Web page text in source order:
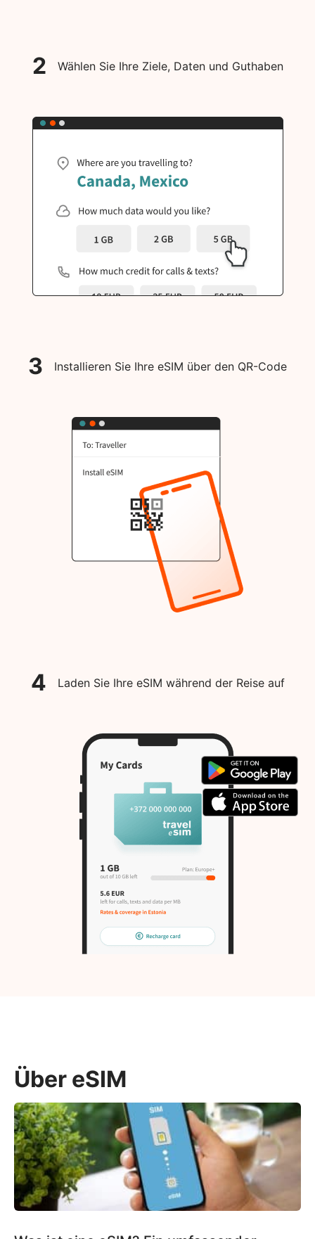
2 Wählen Sie Ihre Ziele, Daten und Guthaben
3 Installieren Sie Ihre eSIM über den QR-Code
4 Laden Sie Ihre eSIM während der Reise auf
Über eSIM